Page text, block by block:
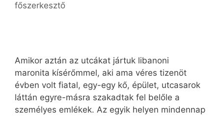
főszerkesztő
Amikor aztán az utcákat jártuk libanoni
maronita kísérőmmel, aki ama véres tizenöt
évben volt fiatal, egy-egy kő, épület, utcasarok
láttán egyre-másra szakadtak fel belőle a
személyes emlékek. Az egyik helyen mindennap